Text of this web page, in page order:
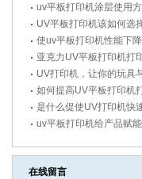
uv平板打印机涂层使用
UV平板打印机该如何选
使uv平板打印机性能下
亚克力UV平板打印机打
UV打印机，让你的玩具
如何提高UV平板打印机
是什么促使UV打印机快
uv平板打印机给产品赋
在线留言